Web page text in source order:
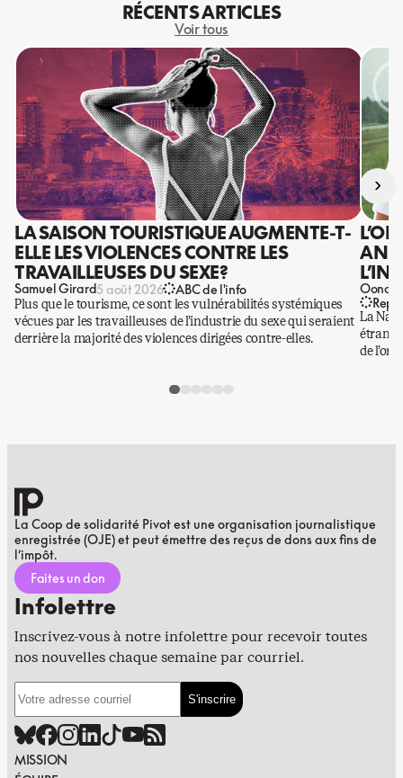
RÉCENTS ARTICLES
Voir tous
LA SAISON TOURISTIQUE AUGMENTE-T-
ELLE LES VIOLENCES CONTRE LES
TRAVAILLEUSES DU SEXE?
Samuel Girard5 août 2026 ABC de l'info
Plus que le tourisme, ce sont les vulnérabilités systémiques
vécues par les travailleuses de l’industrie du sexe qui seraient
derrière la majorité des violences dirigées contre-elles.
Oona
La
de l’or.
›
La Coop de solidarité Pivot est une organisation journalistique
enregistrée (OJE) et peut émettre des reçus de dons aux fins de
l’impôt.
Faites un don
Infolettre
Inscrivez-vous à notre infolettre pour recevoir toutes
nos nouvelles chaque semaine par courriel.
MISSION